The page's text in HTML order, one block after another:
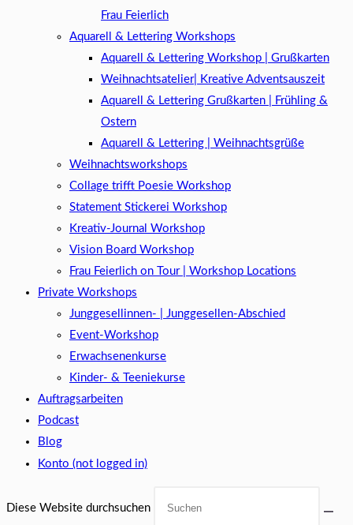
Frau Feierlich
Aquarell & Lettering Workshops
Aquarell & Lettering Workshop | Grußkarten
Weihnachtsatelier| Kreative Adventsauszeit
Aquarell & Lettering Grußkarten | Frühling &
Ostern
Aquarell & Lettering | Weihnachtsgrüße​
Weihnachtsworkshops
Collage trifft Poesie Workshop
Statement Stickerei Workshop
Kreativ-Journal Workshop
Vision Board Workshop
Frau Feierlich on Tour | Workshop Locations
Private Workshops
Junggesellinnen- | Junggesellen-Abschied
Event-Workshop
Erwachsenenkurse
Kinder- & Teeniekurse
Auftragsarbeiten
Podcast
Blog
Konto (not logged in)
Diese Website durchsuchen